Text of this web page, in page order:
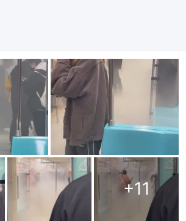
+11